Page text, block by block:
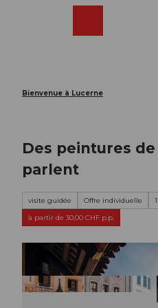
Bienvenue à Lucerne
Des peintures
parlent
visite guidée Offre individuelle
à partir de 30,00 CHF p.p.